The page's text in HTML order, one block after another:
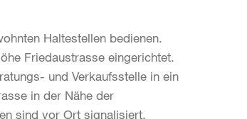
Haltestellen bedienen.
Friedaustrasse eingerichtet.
und Verkaufsstelle in ein
in der Nähe der
sind vor Ort signalisiert.